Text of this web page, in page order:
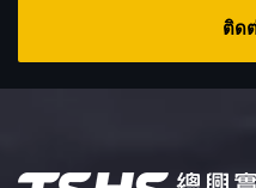
ติด